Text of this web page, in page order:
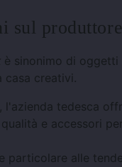
sul
è sinonimo di oggetti
casa creativi.
l'azienda tedesca
e accessori
particolare alle